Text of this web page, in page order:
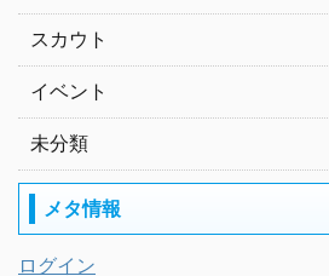
スカウト
イベント
未分類
メタ情報
ログイン